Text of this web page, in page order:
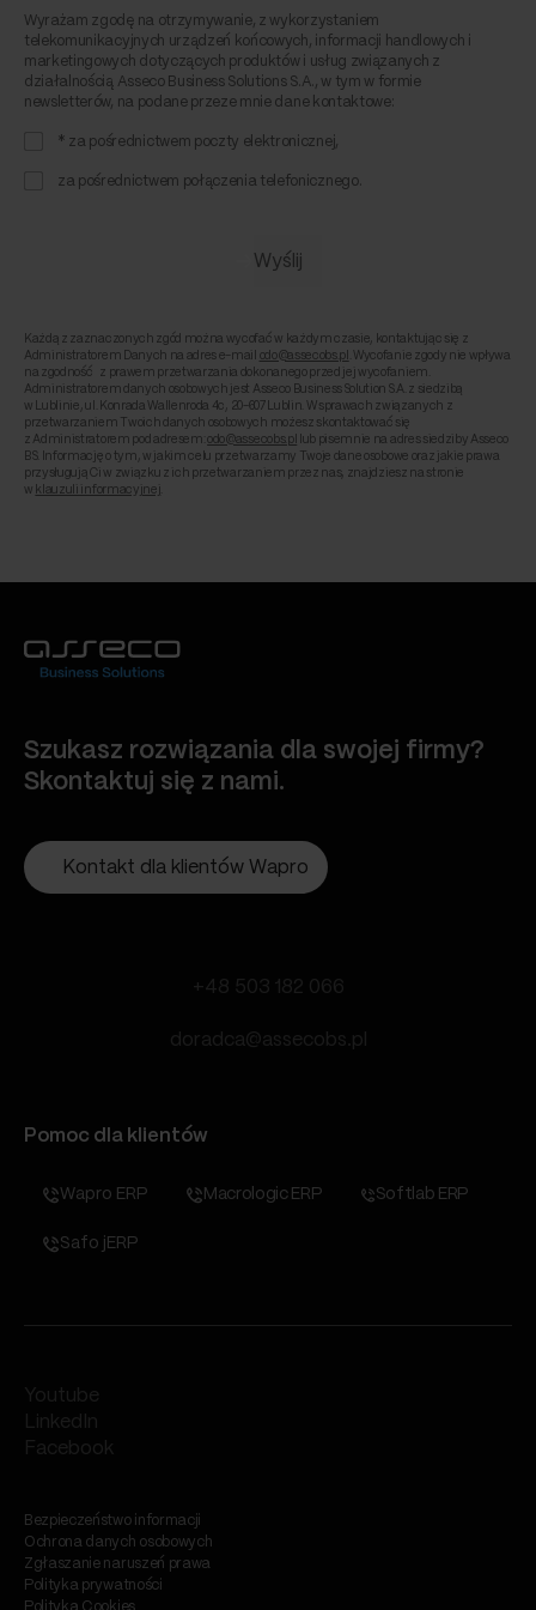
Wyrażam zgodę na otrzymywanie, z wykorzystaniem
telekomunikacyjnych urządzeń końcowych, informacji handlowych i
marketingowych dotyczących produktów i usług związanych z
działalnością Asseco Business Solutions S.A., w tym w formie
newsletterów, na podane przeze mnie dane kontaktowe:
* za pośrednictwem poczty elektronicznej,
za pośrednictwem połączenia telefonicznego.
Każdą z zaznaczonych zgód można wycofać w każdym czasie, kontaktując się z
Administratorem Danych na adres e-mail odo@assecobs.pl
. Wycofanie zgody nie wpływa
na zgodność z prawem przetwarzania dokonanego przed jej wycofaniem.
Administratorem danych osobowych jest Asseco Business Solution S.A. z siedzibą
w Lublinie, ul. Konrada Wallenroda 4c, 20-607 Lublin. W sprawach związanych z
przetwarzaniem Twoich danych osobowych możesz skontaktować się
z Administratorem pod adresem:odo@assecobs.pl
lub pisemnie na adres siedziby Asseco
BS. Informację o tym, w jakim celu przetwarzamy Twoje dane osobowe oraz jakie prawa
przysługują Ci w związku z ich przetwarzaniem przez nas, znajdziesz na stronie
w klauzuli informacyjnej
Szukasz rozwiązania dla swojej firmy?
Skontaktuj się z nami.
Kontakt dla klientów Wapro
+48 503 182 066
doradca@assecobs.pl
Pomoc dla klientów
Wapro ERP Macrologic ERP Softlab ERP
Safo jERP
Youtube
LinkedIn
Facebook
Bezpieczeństwo informacji
Ochrona danych osobowych
Zgłaszanie naruszeń prawa
Polityka prywatności
Polityka Cookies